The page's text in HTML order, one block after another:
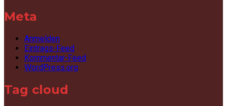
Meta
Anmelden
Eintrags-Feed
Kommentar-Feed
WordPress.org
Tag cloud